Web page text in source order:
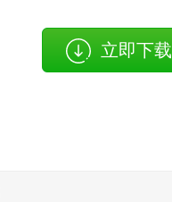
立即下载